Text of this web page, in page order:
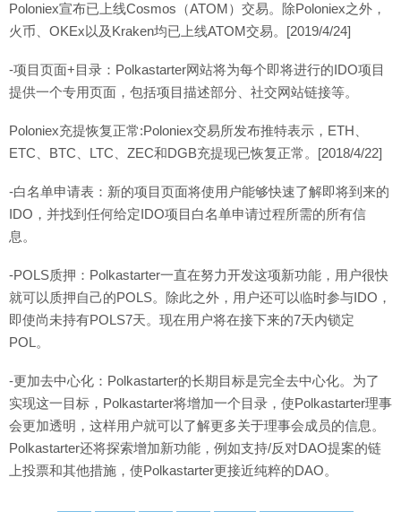
Poloniex宣布已上线Cosmos（ATOM）交易。除Poloniex之外，
火币、OKEx以及Kraken均已上线ATOM交易。[2019/4/24]
-项目页面+目录：Polkastarter网站将为每个即将进行的IDO项目
提供一个专用页面，包括项目描述部分、社交网站链接等。
Poloniex充提恢复正常:Poloniex交易所发布推特表示，ETH、
ETC、BTC、LTC、ZEC和DGB充提现已恢复正常。[2018/4/22]
-白名单申请表：新的项目页面将使用户能够快速了解即将到来的
IDO，并找到任何给定IDO项目白名单申请过程所需的所有信
息。
-POLS质押：Polkastarter一直在努力开发这项新功能，用户很快
就可以质押自己的POLS。除此之外，用户还可以临时参与IDO，
即使尚未持有POLS7天。现在用户将在接下来的7天内锁定
POL。
-更加去中心化：Polkastarter的长期目标是完全去中心化。为了
实现这一目标，Polkastarter将增加一个目录，使Polkastarter理事
会更加透明，这样用户就可以了解更多关于理事会成员的信息。
Polkastarter还将探索增加新功能，例如支持/反对DAO提案的链
上投票和其他措施，使Polkastarter更接近纯粹的DAO。